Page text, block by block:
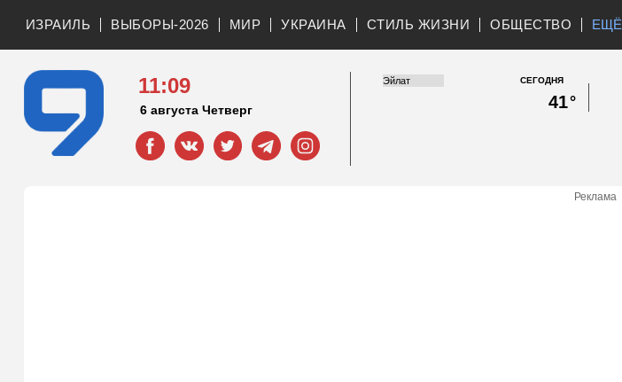
ИЗРАИЛЬ ВЫБОРЫ-2026 МИР УКРАИНА СТИЛЬ ЖИЗНИ ОБЩЕСТВО ЕЩЁ
11:09
6 августа Четверг
СЕГОДНЯ
41°
Реклама